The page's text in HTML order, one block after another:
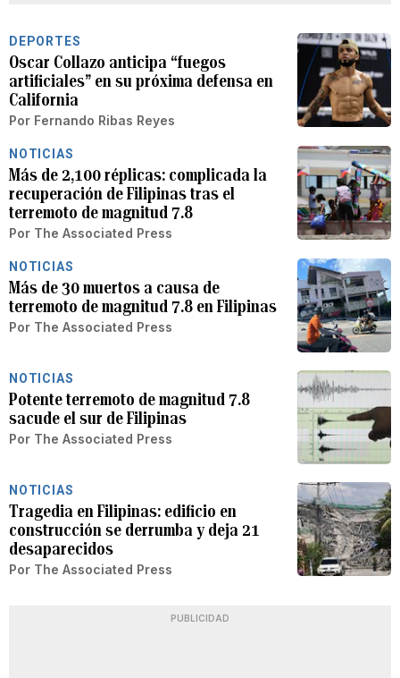
DEPORTES
Oscar Collazo anticipa “fuegos
artificiales” en su próxima defensa en
California
Por Fernando Ribas Reyes
NOTICIAS
Más de 2,100 réplicas: complicada la
recuperación de Filipinas tras el
terremoto de magnitud 7.8
Por The Associated Press
NOTICIAS
Más de 30 muertos a causa de
terremoto de magnitud 7.8 en Filipinas
Por The Associated Press
NOTICIAS
Potente terremoto de magnitud 7.8
sacude el sur de Filipinas
Por The Associated Press
NOTICIAS
Tragedia en Filipinas: edificio en
construcción se derrumba y deja 21
desaparecidos
Por The Associated Press
PUBLICIDAD